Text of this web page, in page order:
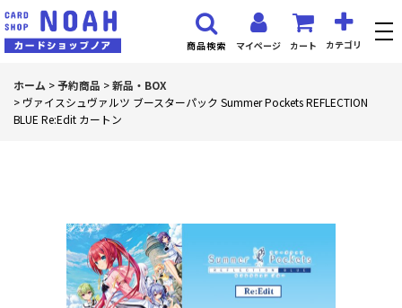
マイページ カート カテゴリ
商品検索
ホーム >予約商品 >新品・BOX
> ヴァイスシュヴァルツ ブースターパック Summer Pockets REFLECTION
BLUE Re:Edit カートン